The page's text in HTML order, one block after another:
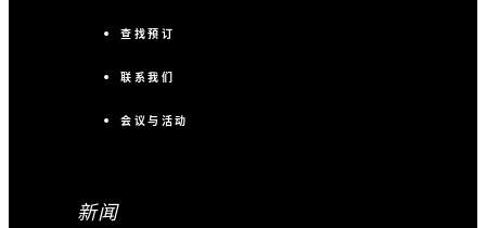
查找预订
联系我们
会议与活动
新闻